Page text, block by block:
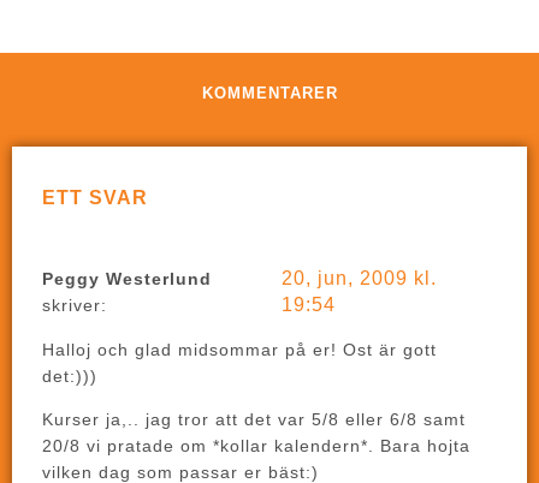
KOMMENTARER
ETT SVAR
Peggy Westerlund
skriver:
20, jun, 2009 kl.
19:54
Halloj och glad midsommar på er! Ost är gott
det:)))
Kurser ja,.. jag tror att det var 5/8 eller 6/8 samt
20/8 vi pratade om *kollar kalendern*. Bara hojta
vilken dag som passar er bäst:)